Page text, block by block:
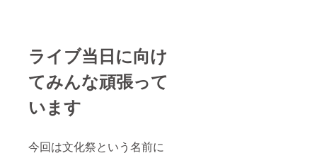
ライブ当日に向け
てみんな頑張って
います
今回は文化祭という名前に